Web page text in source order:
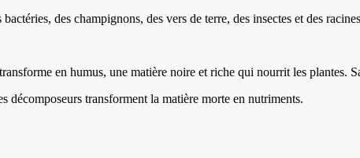
des champignons, des vers de terre, des insectes et des
en humus, une matière noire et riche qui nourrit les plantes.
décomposeurs transforment la matière morte en nutriments.